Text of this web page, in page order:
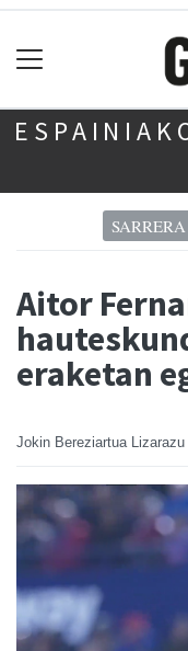
SARRERA
Aitor
eraketan
Jokin Bereziartua Lizarazu